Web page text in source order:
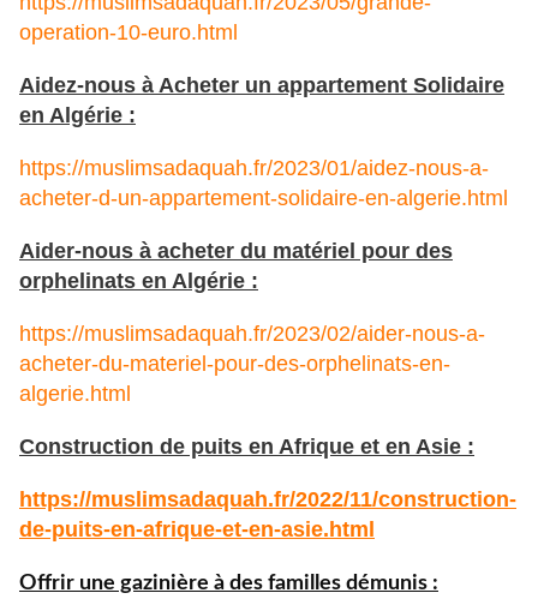
operation-10-euro.html
Aidez-nous à Acheter un appartement Solidaire
en Algérie :
https://muslimsadaquah.fr/2023/01/aidez-nous-a-
acheter-d-un-appartement-solidaire-en-algerie.html
Aider-nous à acheter du matériel pour des
orphelinats en Algérie :
https://muslimsadaquah.fr/2023/02/aider-nous-a-
acheter-du-materiel-pour-des-orphelinats-en-
algerie.html
Construction de puits en Afrique et en Asie :
https://muslimsadaquah.fr/2022/11/construction-
de-puits-en-afrique-et-en-asie.html
Offrir une gazinière à des familles démunis :